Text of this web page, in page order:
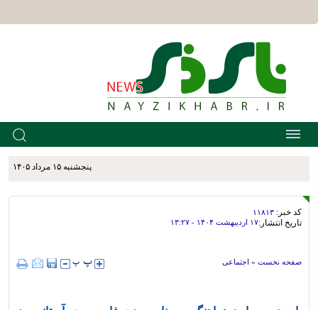
پنجشنبه ۱۵ مرداد ۱۴۰۵
کد خبر: ۱۱۸۱۳
تاریخ انتشار:۱۷ ارديبهشت ۱۴۰۴ - ۱۳:۲۷
صفحه نخست » اجتماعی